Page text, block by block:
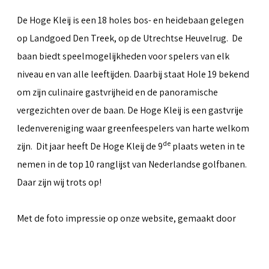
De Hoge Kleij is een 18 holes bos- en heidebaan gelegen
op Landgoed Den Treek, op de Utrechtse Heuvelrug. De
baan biedt speelmogelijkheden voor spelers van elk
niveau en van alle leeftijden. Daarbij staat Hole 19 bekend
om zijn culinaire gastvrijheid en de panoramische
vergezichten over de baan. De Hoge Kleij is een gastvrije
ledenvereniging waar greenfeespelers van harte welkom
zijn. Dit jaar heeft De Hoge Kleij de 9de plaats weten in te
nemen in de top 10 ranglijst van Nederlandse golfbanen.
Daar zijn wij trots op!
Met de foto impressie op onze website, gemaakt door